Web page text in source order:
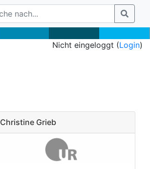
Nicht eingeloggt (Login)
Christine Grieb